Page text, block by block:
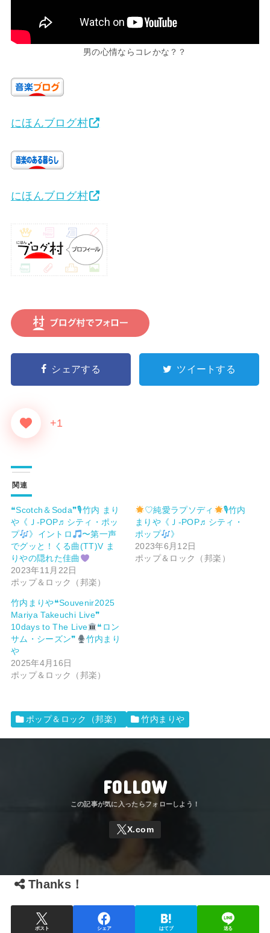
男の心情ならコレかな？？
にほんブログ村
にほんブログ村
シェアする ツイートする
+1
関連
❝Scotch＆Soda❞🎙竹内 まり
や《Ｊ-POP♬シティ・ポッ
プ
》イントロ
〜第一声
でグッと！くる曲(TT)V ま
りやの隠れた佳曲
2023年11月22日
ポップ＆ロック（邦楽）
♡純愛ラプソディ
🎙竹内
まりや《Ｊ-POP♬シティ・
ポップ
》
2023年6月12日
ポップ＆ロック（邦楽）
竹内まりや❝Souvenir2025
Mariya Takeuchi Live❞
10days to The Live
❝ロン
サム・シーズン❞
竹内まり
や
2025年4月16日
ポップ＆ロック（邦楽）
ポップ＆ロック（邦楽） 竹内まりや
FOLLOW
Thanks！
ポスト シェア はてブ 送る